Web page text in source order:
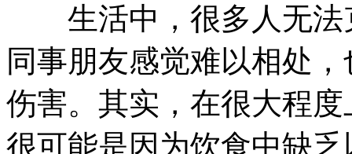
生活中，很多人无法
同事朋友感觉难以相处
伤害。其实，在很大程
很可能是因为饮食中缺